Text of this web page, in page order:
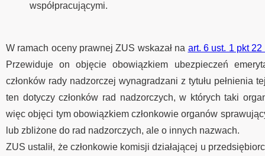
współpracującymi.
W ramach oceny prawnej ZUS wskazał na art. 6 ust. 1 pkt
Przewiduje on objęcie obowiązkiem ubezpieczeń
członków rady nadzorczej wynagradzani z tytułu pełnienia
ten dotyczy członków rad nadzorczych, w których taki
więc objęci tym obowiązkiem członkowie organów
lub zbliżone do rad nadzorczych, ale o innych nazwach.
ZUS ustalił, że członkowie komisji działającej u